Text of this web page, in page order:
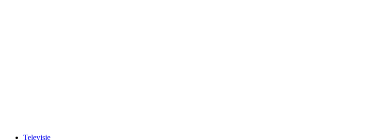
Televisie